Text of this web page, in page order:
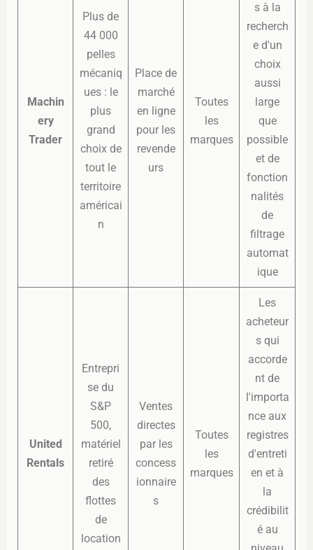
Machin
ery
Trader
Plus de
44 000
pelles
mécaniq
ues : le
plus
grand
choix de
tout le
territoire
américai
n
Place de
marché
en ligne
pour les
revende
urs
Toutes
les
marques
s à la
recherch
e d'un
choix
aussi
large
que
possible
et de
fonction
nalités
de
filtrage
automat
ique
United
Rentals
Entrepri
se du
S&P
500,
matériel
retiré
des
flottes
de
location
Ventes
directes
par les
concess
ionnaire
s
Toutes
les
marques
Les
acheteur
s qui
accorde
nt de
l'importa
nce aux
registres
d'entreti
en et à
la
crédibilit
é au